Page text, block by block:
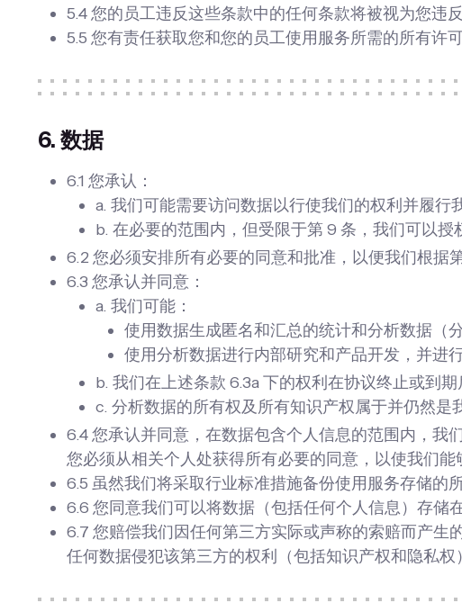
5.4 您的员工违反这些条款中的任何条款将被视为您违反
5.5 您有责任获取您和您的员工使用服务所需的所有许
6. 数据
6.1 您承认：
a. 我们可能需要访问数据以行使我们的权利并履行
b. 在必要的范围内，但受限于第 9 条，我们可以
6.2 您必须安排所有必要的同意和批准，以便我们根据第
6.3 您承认并同意：
a. 我们可能：
使用数据生成匿名和汇总的统计和分析数据（
使用分析数据进行内部研究和产品开发，并进
b. 我们在上述条款 6.3a 下的权利在协议终止或到期
c. 分析数据的所有权及所有知识产权属于并仍然是
6.4 您承认并同意，在数据包含个人信息的范围内，我
您必须从相关个人处获得所有必要的同意，以使我们
6.5 虽然我们将采取行业标准措施备份使用服务存储的
6.6 您同意我们可以将数据（包括任何个人信息）存储
6.7 您赔偿我们因任何第三方实际或声称的索赔而产生
任何数据侵犯该第三方的权利（包括知识产权和隐私权